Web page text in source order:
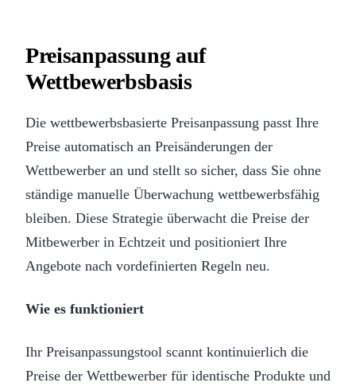
Preisanpassung auf
Wettbewerbsbasis
Die wettbewerbsbasierte Preisanpassung passt Ihre
Preise automatisch an Preisänderungen der
Wettbewerber an und stellt so sicher, dass Sie ohne
ständige manuelle Überwachung wettbewerbsfähig
bleiben. Diese Strategie überwacht die Preise der
Mitbewerber in Echtzeit und positioniert Ihre
Angebote nach vordefinierten Regeln neu.
Wie es funktioniert
Ihr Preisanpassungstool scannt kontinuierlich die
Preise der Wettbewerber für identische Produkte und